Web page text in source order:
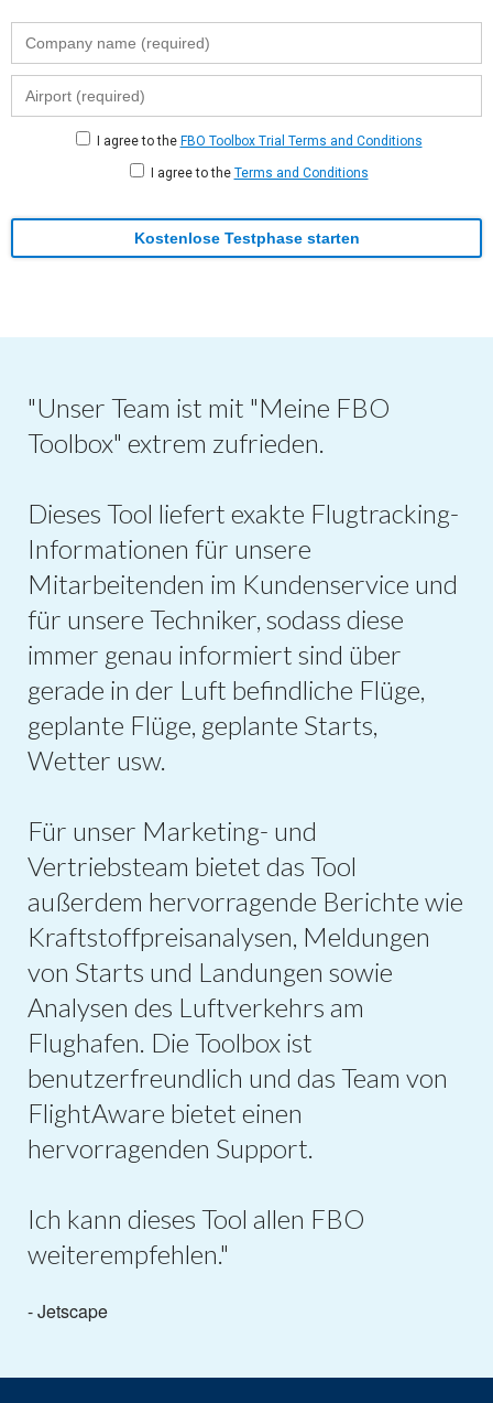
I agree to the FBO Toolbox Trial Terms and Conditions
I agree to the Terms and Conditions
Kostenlose Testphase starten
"Unser Team ist mit "Meine FBO
Toolbox" extrem zufrieden.
Dieses Tool liefert exakte Flugtracking-
Informationen für unsere
Mitarbeitenden im Kundenservice und
für unsere Techniker, sodass diese
immer genau informiert sind über
gerade in der Luft befindliche Flüge,
geplante Flüge, geplante Starts,
Wetter usw.
Für unser Marketing- und
Vertriebsteam bietet das Tool
außerdem hervorragende Berichte wie
Kraftstoffpreisanalysen, Meldungen
von Starts und Landungen sowie
Analysen des Luftverkehrs am
Flughafen. Die Toolbox ist
benutzerfreundlich und das Team von
FlightAware bietet einen
hervorragenden Support.
Ich kann dieses Tool allen FBO
weiterempfehlen."
- Jetscape